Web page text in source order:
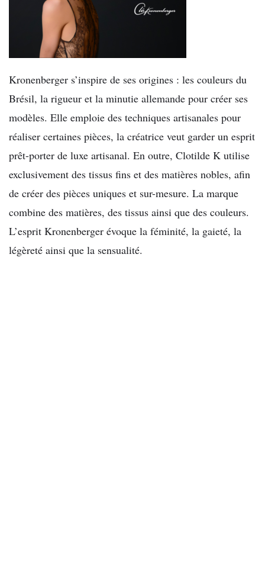
Kronenberger s’inspire de ses origines : les couleurs du
Brésil, la rigueur et la minutie allemande pour créer ses
modèles. Elle emploie des techniques artisanales pour
réaliser certaines pièces, la créatrice veut garder un esprit
prêt-porter de luxe artisanal. En outre, Clotilde K utilise
exclusivement des tissus fins et des matières nobles, afin
de créer des pièces uniques et sur-mesure. La marque
combine des matières, des tissus ainsi que des couleurs.
L’esprit Kronenberger évoque la féminité, la gaieté, la
légèreté ainsi que la sensualité.